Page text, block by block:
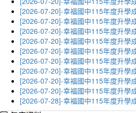
[2026-07-20]-幸福國中115年度升學
[2026-07-20]-幸福國中115年度升學
[2026-07-20]-幸福國中115年度升學
[2026-07-20]-幸福國中115年度升學
[2026-07-20]-幸福國中115年度升學
[2026-07-20]-幸福國中115年度升學
[2026-07-20]-幸福國中115年度升學
[2026-07-20]-幸福國中115年度升學
[2026-07-20]-幸福國中115年度升學
[2026-07-28]-幸福國中115年度升學